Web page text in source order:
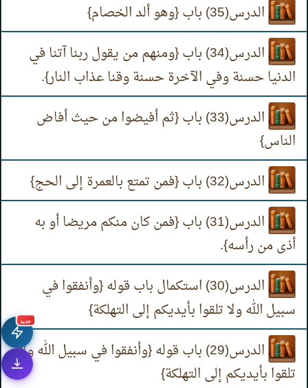
جديد
الدرس(35) باب {وهو ألد الخصام}
الدرس(34) باب {ومنهم من يقول ربنا آتنا في
الدنيا حسنة وفي الآخرة حسنة وقنا عذاب النار}.
الدرس(33) باب {ثم أفيضوا من حيث أفاض
الناس}
الدرس(32) باب {فمن تمتع بالعمرة إلى الحج}
الدرس(31) باب {فمن كان منكم مريضا أو به
أذى من رأسه}.
الدرس(30) استكمال باب قوله {وأنفقوا في
سبيل الله ولا تلقوا بأيديكم إلى التهلكة}
الدرس(29) باب قوله {وأنفقوا في سبيل الله ولا
تلقوا بأيديكم إلى التهلكة}